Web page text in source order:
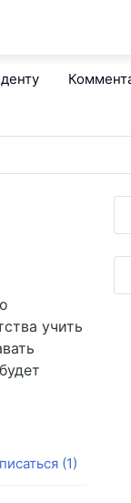
учить
(1)